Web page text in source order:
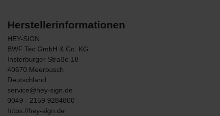
Herstellerinformationen
HEY-SIGN
BWF Tec GmbH & Co. KG
Insterburger Straße 18
40670 Meerbusch
Deutschland
service@hey-sign.de
0049 - 2159 9284800
https://hey-sign.de